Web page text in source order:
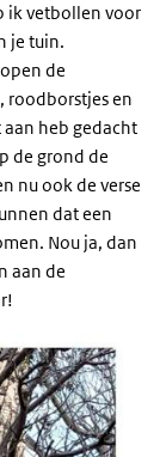
ik vetbollen voor
je tuin.
de
roodborstjes en
heb gedacht
de grond de
nu ook de verse
dat een
Nou ja, dan
aan de